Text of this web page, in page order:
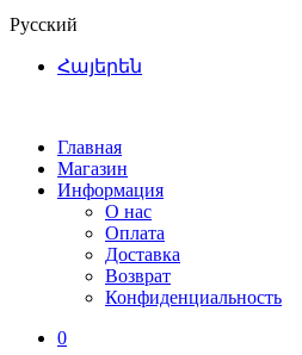
Русский
Հայերեն
Главная
Магазин
Информация
О нас
Оплата
Доставка
Возврат
Конфиденциальность
0